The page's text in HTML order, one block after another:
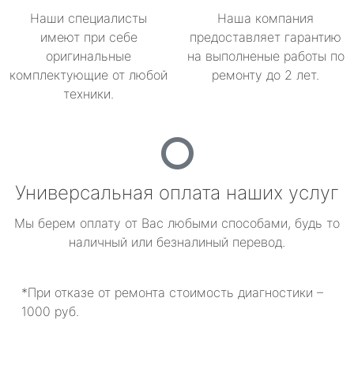
Наши специалисты
имеют при себе
оригинальные
комплектующие от любой
техники.
Наша компания
предоставляет гарантию
на выполненые работы по
ремонту до 2 лет.
Универсальная оплата наших услуг
Мы берем оплату от Вас любыми способами, будь то
наличный или безналиный перевод.
*При отказе от ремонта стоимость диагностики –
1000 руб.